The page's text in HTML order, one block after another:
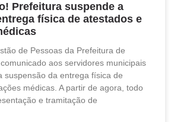
Prefeitura suspende a
física de atestados e
de Pessoas da Prefeitura de
aos servidores municipais
suspensão da entrega física de
médicas. A partir de agora, todo
e tramitação de